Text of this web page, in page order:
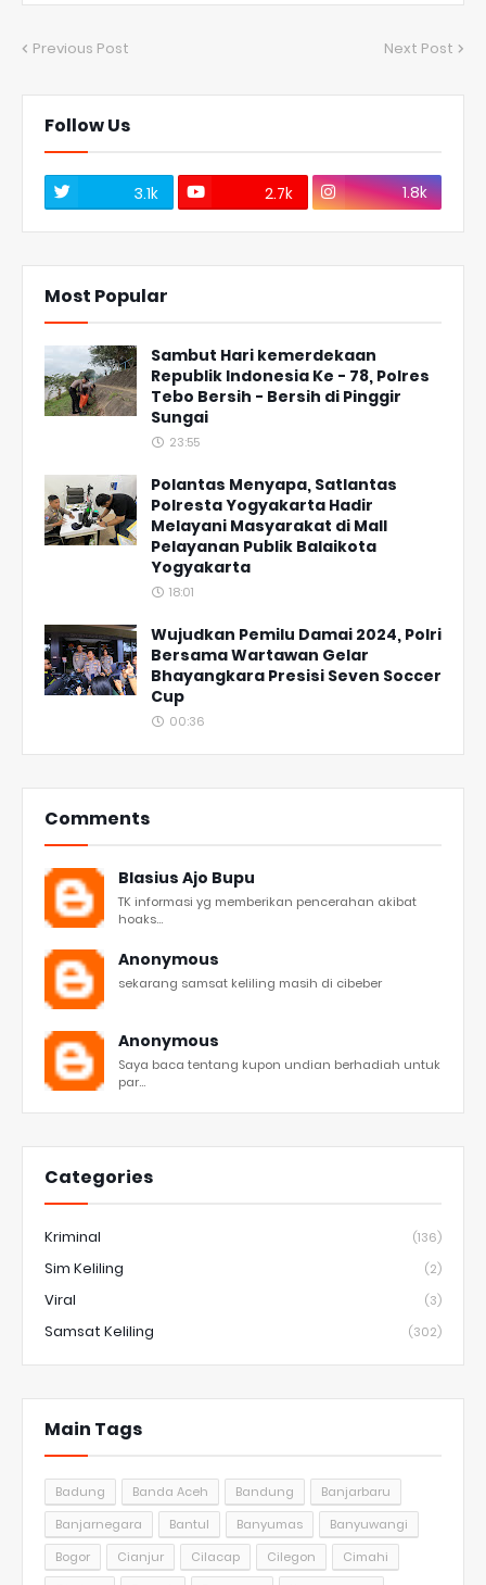
Previous Post Next Post
Follow Us
3.1k 2.7k 1.8k
Most Popular
Sambut Hari kemerdekaan
Republik Indonesia Ke - 78, Polres
Tebo Bersih - Bersih di Pinggir
Sungai
23:55
Polantas Menyapa, Satlantas
Polresta Yogyakarta Hadir
Melayani Masyarakat di Mall
Pelayanan Publik Balaikota
Yogyakarta
18:01
Wujudkan Pemilu Damai 2024, Polri
Bersama Wartawan Gelar
Bhayangkara Presisi Seven Soccer
Cup
00:36
Comments
Blasius Ajo Bupu
TK informasi yg memberikan pencerahan akibat
hoaks...
Anonymous
sekarang samsat keliling masih di cibeber
Anonymous
Saya baca tentang kupon undian berhadiah untuk
par...
Categories
Kriminal (136)
Sim Keliling (2)
Viral (3)
Samsat Keliling (302)
Main Tags
Badung Banda Aceh Bandung
Banjarbaru
Banjarnegara
Bantul Banyumas
Banyuwangi
Bogor
Cianjur Cilacap Cilegon
Cimahi